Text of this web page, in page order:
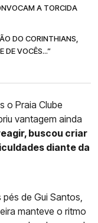
A TORCIDA
DO CORINTHIANS,
DE VOCÊS...”
o Praia Clube
vantagem ainda
buscou criar
diante da
de Gui Santos,
manteve o ritmo